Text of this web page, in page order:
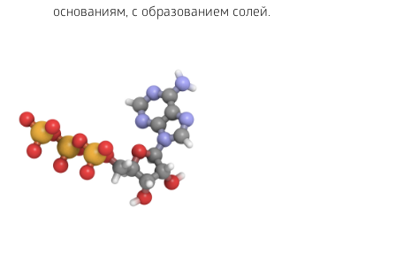
основаниям, с образованием солей.